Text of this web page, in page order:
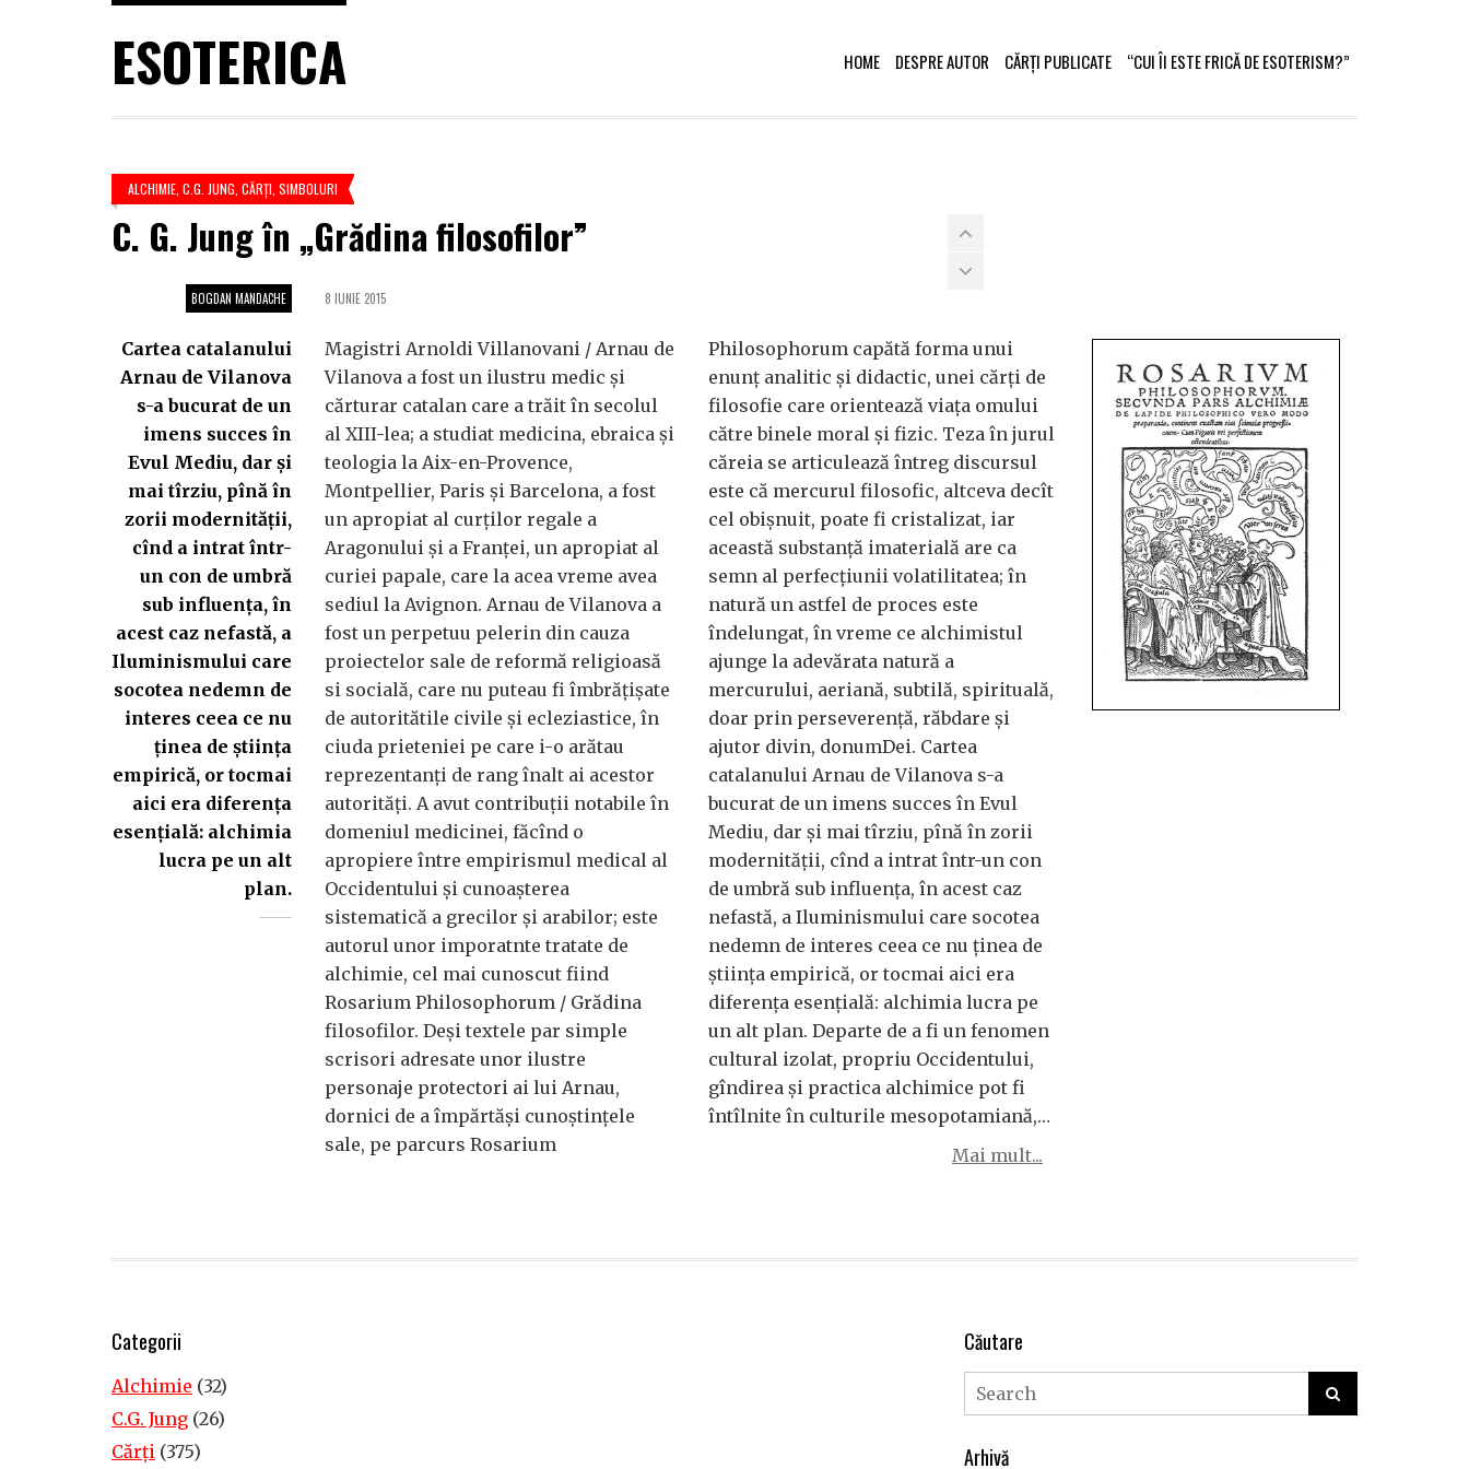
ESOTERICA HOME DESPRE AUTOR CĂRȚI PUBLICATE “CUI ÎI ESTE FRICĂ DE ESOTERISM?”
ALCHIMIE C.G. JUNG CĂRŢI SIMBOLURI
C. G. Jung în „Grădina filosofilor”
BOGDAN MANDACHE
Cartea catalanului
Arnau de Vilanova
s-a bucurat de un
imens succes în
Evul Mediu, dar și
mai tîrziu, pînă în
zorii modernității,
cînd a intrat într-
un con de umbră
sub influența, în
acest caz nefastă, a
Iluminismului care
socotea nedemn de
interes ceea ce nu
ținea de știința
empirică, or tocmai
aici era diferența
esențială: alchimia
lucra pe un alt
plan.
8 IUNIE 2015
Magistri Arnoldi Villanovani / Arnau de
Vilanova a fost un ilustru medic și
cărturar catalan care a trăit în secolul
al XIII-lea; a studiat medicina, ebraica și
teologia la Aix-en-Provence,
Montpellier, Paris și Barcelona, a fost
un apropiat al curților regale a
Aragonului și a Franței, un apropiat al
curiei papale, care la acea vreme avea
sediul la Avignon. Arnau de Vilanova a
fost un perpetuu pelerin din cauza
proiectelor sale de reformă religioasă
si socială, care nu puteau fi îmbrățișate
de autoritătile civile și ecleziastice, în
ciuda prieteniei pe care i-o arătau
reprezentanți de rang înalt ai acestor
autorități. A avut contribuții notabile în
domeniul medicinei, făcînd o
apropiere între empirismul medical al
Occidentului și cunoașterea
sistematică a grecilor și arabilor; este
autorul unor imporatnte tratate de
alchimie, cel mai cunoscut fiind
Rosarium Philosophorum / Grădina
filosofilor. Deși textele par simple
scrisori adresate unor ilustre
personaje protectori ai lui Arnau,
dornici de a împărtăși cunoștințele
sale, pe parcurs Rosarium
Philosophorum capătă forma unui
enunț analitic și didactic, unei cărți de
filosofie care orientează viața omului
către binele moral și fizic. Teza în jurul
căreia se articulează întreg discursul
este că mercurul filosofic, altceva decît
cel obișnuit, poate fi cristalizat, iar
această substanță imaterială are ca
semn al perfecțiunii volatilitatea; în
natură un astfel de proces este
îndelungat, în vreme ce alchimistul
ajunge la adevărata natură a
mercurului, aeriană, subtilă, spirituală,
doar prin perseverență, răbdare și
ajutor divin, donumDei. Cartea
catalanului Arnau de Vilanova s-a
bucurat de un imens succes în Evul
Mediu, dar și mai tîrziu, pînă în zorii
modernității, cînd a intrat într-un con
de umbră sub influența, în acest caz
nefastă, a Iluminismului care socotea
nedemn de interes ceea ce nu ținea de
știința empirică, or tocmai aici era
diferența esențială: alchimia lucra pe
un alt plan. Departe de a fi un fenomen
cultural izolat, propriu Occidentului,
gîndirea și practica alchimice pot fi
întîlnite în culturile mesopotamiană,…
Mai mult...
Categorii
Alchimie (32)
C.G. Jung (26)
Cărţi (375)
Căutare
Arhivă